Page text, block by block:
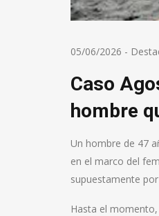
05/06/2026 -
Caso
hombre
Un hombre de 47
en el marco del
supuestamente
Hasta el